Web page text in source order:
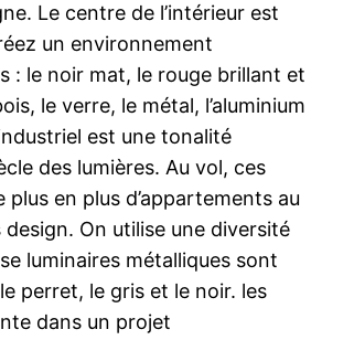
Le centre de l’intérieur est
un environnement
: le noir mat, le rouge brillant et
le verre, le métal, l’aluminium
est une tonalité
des lumières. Au vol, ces
en plus d’appartements au
On utilise une diversité
luminaires métalliques sont
perret, le gris et le noir. les
dans un projet